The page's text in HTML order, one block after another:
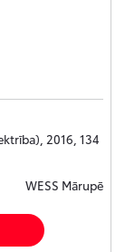
2016, 134
WESS Mārupē